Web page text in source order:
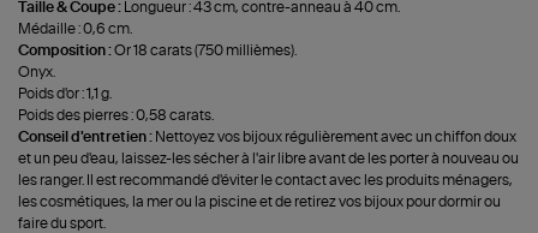
Taille & Coupe : Longueur : 43 cm, contre-anneau à 40 cm.
Médaille : 0,6 cm.
Composition :Or 18 carats (750 millièmes).
Onyx.
Poids d'or : 1,1 g.
Poids des pierres : 0,58 carats.
Conseil d'entretien : Nettoyez vos bijoux régulièrement avec un chiffon doux
et un peu d'eau, laissez-les sécher à l'air libre avant de les porter à nouveau ou
les ranger. Il est recommandé d'éviter le contact avec les produits ménagers,
les cosmétiques, la mer ou la piscine et de retirez vos bijoux pour dormir ou
faire du sport.